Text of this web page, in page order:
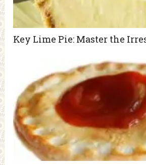
Key Lime Pie: Master the